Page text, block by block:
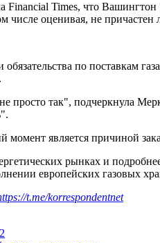
Times, что Вашингтон
оценивая, не
по поставкам
просто так", подчеркнула
является причиной
рынках и
европейских газовых
t.me/korrespondentnet